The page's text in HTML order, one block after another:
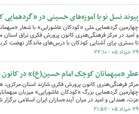
پیوند نسل نو با آموزه‌های حسینی در «گردهمایی
چهارمین گردهمایی ملی «کودکان عاشورایی» با شعار
و امید در مرکز فرهنگی‌هنری کانون پرورش فکری نراق
تا بستری برای آشنایی کودکان با درس‌های ماندگار نهضت
۲۹ خرداد ۰۵ - ۲۲:۱۰
عطر «میهمانان کوچک امام حسین(ع)» در کانون
مرکز فرهنگی‌هنری کانون پرورش فکری شازند استان
چهارمین گردهمایی بزرگ «کودکان عاشورایی» میزبان
عزت، همدلی و امید در میان آینده‌سازان ایران اسلامی برگزار
۲۹ خرداد ۰۵ - ۲۱:۵۷